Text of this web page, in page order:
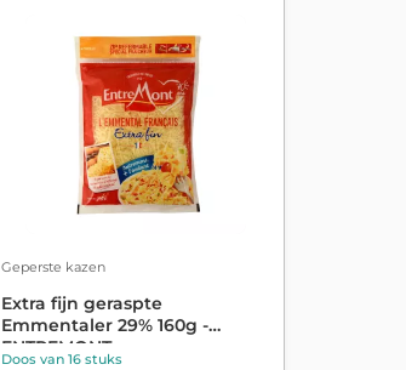
Geperste kazen
Extra fijn geraspte
Emmentaler 29% 160g -
ENTREMONT
Doos van 16 stuks